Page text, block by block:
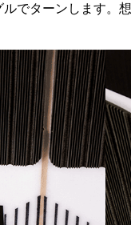
でターンします。